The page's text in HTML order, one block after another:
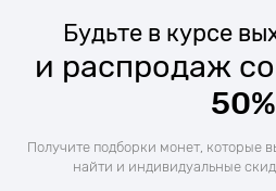
Будьте в курсе
и распродаж
50%
Получите подборки монет, которые
найти и индивидуальные